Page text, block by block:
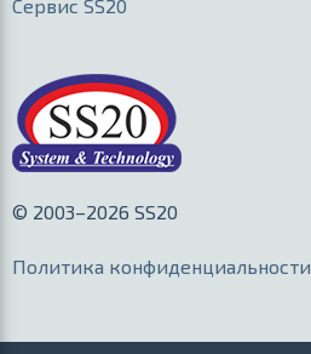
Сервис SS20
© 2003–2026 SS20
Политика конфиденциальности